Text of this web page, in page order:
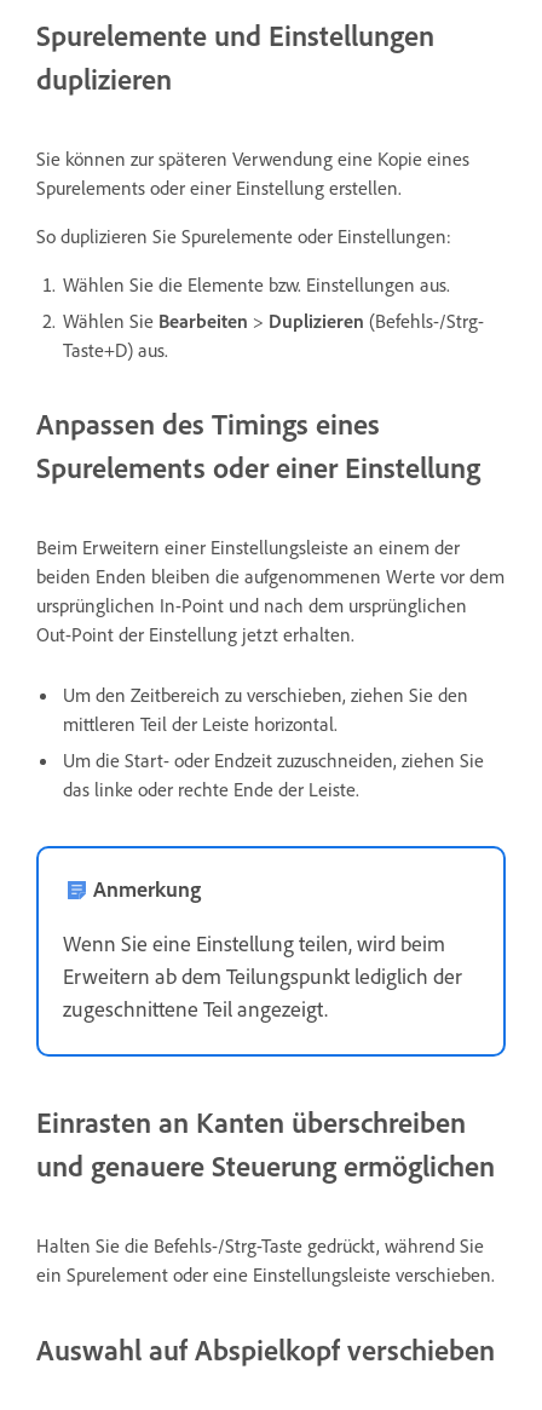
Spurelemente und Einstellungen
duplizieren
Sie können zur späteren Verwendung eine Kopie eines
Spurelements oder einer Einstellung erstellen.
So duplizieren Sie Spurelemente oder Einstellungen:
Wählen Sie die Elemente bzw. Einstellungen aus.
Wählen Sie Bearbeiten > Duplizieren (Befehls-/Strg-
Taste+D) aus.
Anpassen des Timings eines
Spurelements oder einer Einstellung
Beim Erweitern einer Einstellungsleiste an einem der
beiden Enden bleiben die aufgenommenen Werte vor dem
ursprünglichen In-Point und nach dem ursprünglichen
Out-Point der Einstellung jetzt erhalten.
Um den Zeitbereich zu verschieben, ziehen Sie den
mittleren Teil der Leiste horizontal.
Um die Start- oder Endzeit zuzuschneiden, ziehen Sie
das linke oder rechte Ende der Leiste.
Anmerkung
Wenn Sie eine Einstellung teilen, wird beim
Erweitern ab dem Teilungspunkt lediglich der
zugeschnittene Teil angezeigt.
Einrasten an Kanten überschreiben
und genauere Steuerung ermöglichen
Halten Sie die Befehls-/Strg-Taste gedrückt, während Sie
ein Spurelement oder eine Einstellungsleiste verschieben.
Auswahl auf Abspielkopf verschieben